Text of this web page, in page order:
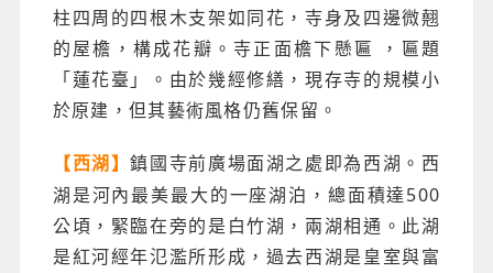
柱四周的四根木支架如同花，寺身及四邊微翹
的屋檐，構成花瓣。寺正面檐下懸匾 ，匾題
「蓮花臺」。由於幾經修繕，現存寺的規模小
於原建，但其藝術風格仍舊保留。
【西湖】鎮國寺前廣場面湖之處即為西湖。西
湖是河內最美最大的一座湖泊，總面積達500
公頃，緊臨在旁的是白竹湖，兩湖相通。此湖
是紅河經年氾濫所形成，過去西湖是皇室與富